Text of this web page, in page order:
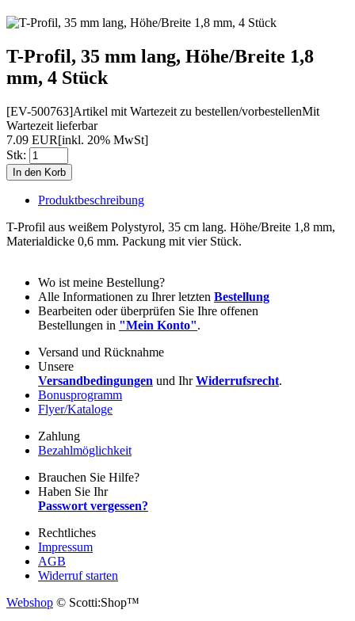
T-Profil, 35 mm lang, Höhe/Breite 1,8
mm, 4 Stück
[EV-500763]Artikel mit Wartezeit zu bestellen/vorbestellenMit
Wartezeit lieferbar
7.09 EUR[inkl. 20% MwSt]
Stk:
Produktbeschreibung
T-Profil aus weißem Polystyrol, 35 cm lang. Höhe/Breite 1,8 mm,
Materialdicke 0,6 mm. Packung mit vier Stück.
Wo ist meine Bestellung?
Alle Informationen zu Ihrer letzten Bestellung
Bearbeiten oder überprüfen Sie Ihre offenen
Bestellungen in "Mein Konto".
Versand und Rücknahme
Unsere
Versandbedingungen und IhrWiderrufsrecht.
Bonusprogramm
Flyer/Kataloge
Zahlung
Bezahlmöglichkeit
Brauchen Sie Hilfe?
Haben Sie Ihr
Passwort vergessen?
Rechtliches
Impressum
AGB
Widerruf starten
Webshop © Scotti:Shop™